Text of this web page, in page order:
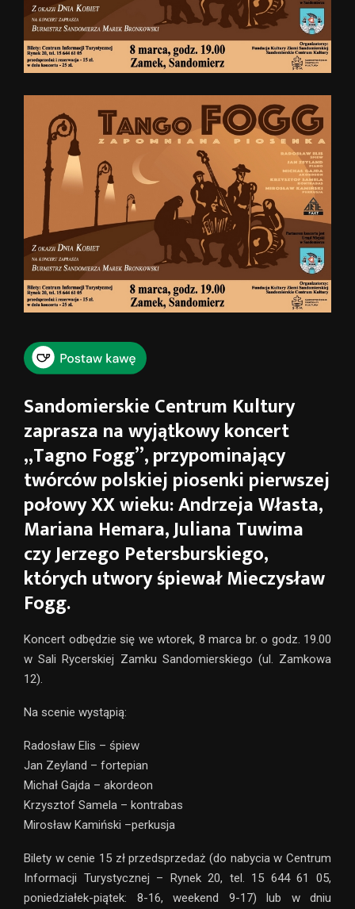
Sandomierskie Centrum Kultury
zaprasza na wyjątkowy koncert
„Tagno Fogg”, przypominający
twórców polskiej piosenki pierwszej
połowy XX wieku: Andrzeja Własta,
Mariana Hemara, Juliana Tuwima
czy Jerzego Petersburskiego,
których utwory śpiewał Mieczysław
Fogg.
Koncert odbędzie się we wtorek, 8 marca br. o godz. 19.00
w Sali Rycerskiej Zamku Sandomierskiego (ul. Zamkowa
12).
Na scenie wystąpią:
Radosław Elis – śpiew
Jan Zeyland – fortepian
Michał Gajda – akordeon
Krzysztof Samela – kontrabas
Mirosław Kamiński –perkusja
Bilety w cenie 15 zł przedsprzedaż (do nabycia w Centrum
Informacji Turystycznej – Rynek 20, tel. 15 644 61 05,
poniedziałek-piątek: 8-16, weekend 9-17) lub w dniu